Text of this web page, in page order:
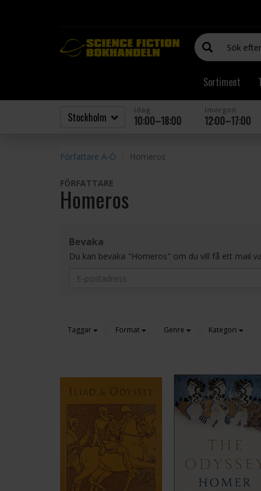
Sortiment
10:00–18:00 12:00–17:00
Författare A-Ö Homeros
FÖRFATTARE
Homeros
Bevaka
Du kan bevaka "Homeros" om du vill få ett mail
Taggar Format Genre Kategori